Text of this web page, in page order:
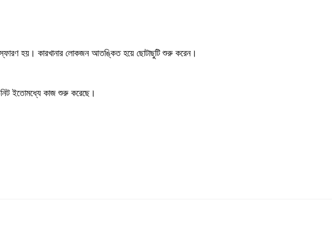
হয়। কারখানার লোকজন আতঙ্কিত হয়ে ছোটাছুটি শুরু করেন।
ইতোমধ্যে কাজ শুরু করেছে।